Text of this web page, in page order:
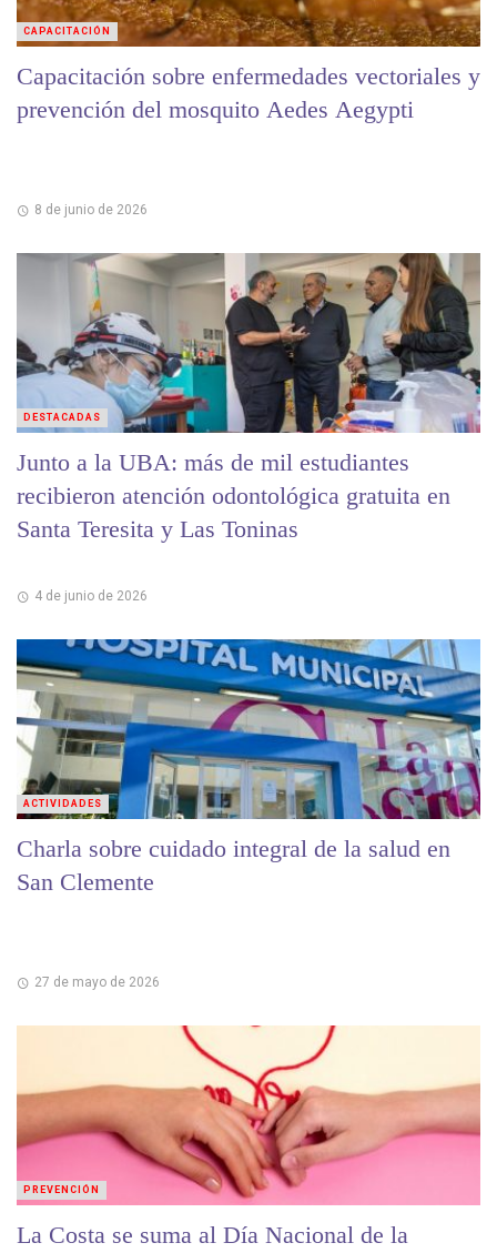
Capacitación sobre enfermedades vectoriales y
prevención del mosquito Aedes Aegypti
8 de junio de 2026
CAPACITACIÓN
Junto a la UBA: más de mil estudiantes
recibieron atención odontológica gratuita en
Santa Teresita y Las Toninas
4 de junio de 2026
DESTACADAS
Charla sobre cuidado integral de la salud en
San Clemente
27 de mayo de 2026
ACTIVIDADES
La Costa se suma al Día Nacional de la
PREVENCIÓN